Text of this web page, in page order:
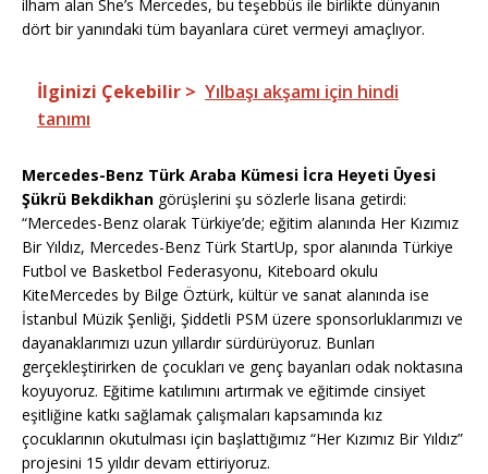
ilham alan She’s Mercedes, bu teşebbüs ile birlikte dünyanın
dört bir yanındaki tüm bayanlara cüret vermeyi amaçlıyor.
İlginizi Çekebilir > Yılbaşı akşamı için hindi
tanımı
Mercedes-Benz Türk Araba Kümesi İcra Heyeti Üyesi
Şükrü Bekdikhan görüşlerini şu sözlerle lisana getirdi:
“Mercedes-Benz olarak Türkiye’de; eğitim alanında Her Kızımız
Bir Yıldız, Mercedes-Benz Türk StartUp, spor alanında Türkiye
Futbol ve Basketbol Federasyonu, Kiteboard okulu
KiteMercedes by Bilge Öztürk, kültür ve sanat alanında ise
İstanbul Müzik Şenliği, Şiddetli PSM üzere sponsorluklarımızı ve
dayanaklarımızı uzun yıllardır sürdürüyoruz. Bunları
gerçekleştirirken de çocukları ve genç bayanları odak noktasına
koyuyoruz. Eğitime katılımını artırmak ve eğitimde cinsiyet
eşitliğine katkı sağlamak çalışmaları kapsamında kız
çocuklarının okutulması için başlattığımız “Her Kızımız Bir Yıldız”
projesini 15 yıldır devam ettiriyoruz.